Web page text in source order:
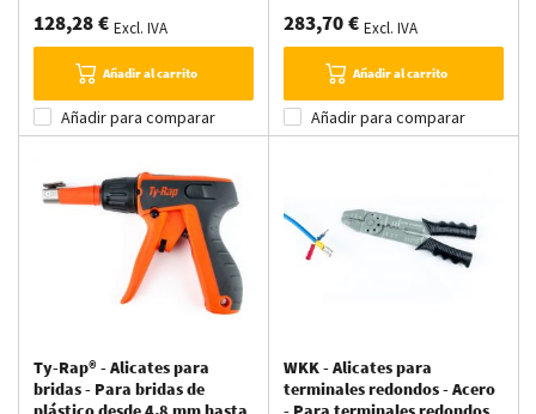
128,28 € Excl. IVA
Añadir al carrito
Añadir para comparar
283,70 € Excl. IVA
Añadir al carrito
Añadir para comparar
Ty-Rap® - Alicates para
bridas - Para bridas de
WKK - Alicates para
terminales redondos - Acero